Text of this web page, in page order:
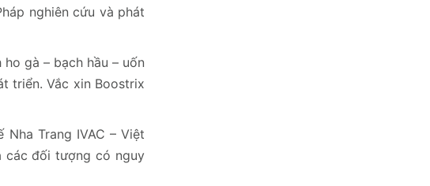
nghiên cứu và phát
gà – bạch hầu – uốn
triển. Vắc xin Boostrix
Trang IVAC – Việt
các đối tượng có nguy